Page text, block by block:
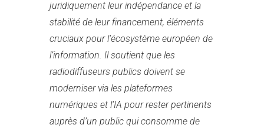
juridiquement leur indépendance et la
stabilité de leur financement, éléments
cruciaux pour l’écosystème européen de
l’information. Il soutient que les
radiodiffuseurs publics doivent se
moderniser via les plateformes
numériques et l’IA pour rester pertinents
auprès d’un public qui consomme de